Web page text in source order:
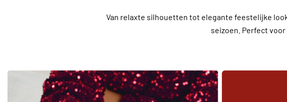
Van relaxte silhouetten tot elegante feestelijke
seizoen. Perfect voor